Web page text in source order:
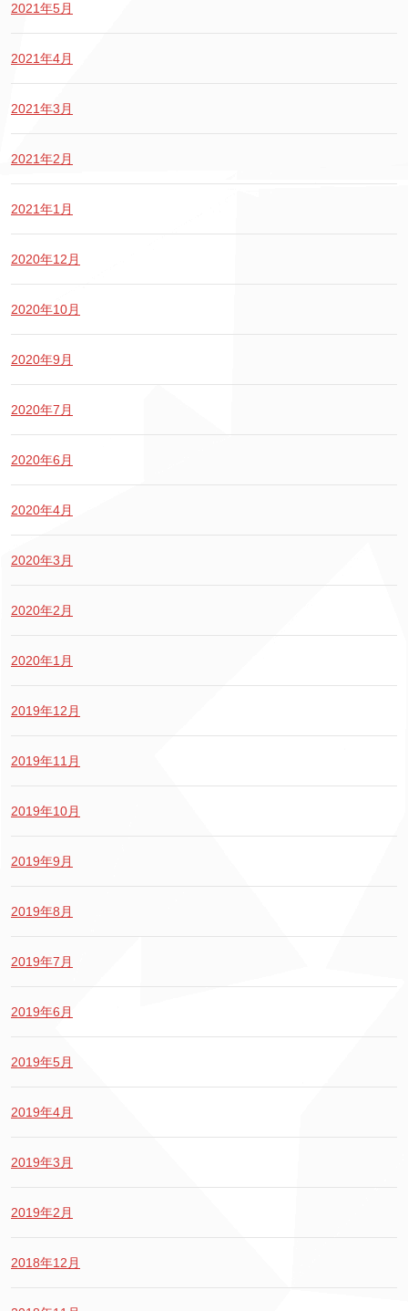
2021年5月
2021年4月
2021年3月
2021年2月
2021年1月
2020年12月
2020年10月
2020年9月
2020年7月
2020年6月
2020年4月
2020年3月
2020年2月
2020年1月
2019年12月
2019年11月
2019年10月
2019年9月
2019年8月
2019年7月
2019年6月
2019年5月
2019年4月
2019年3月
2019年2月
2018年12月